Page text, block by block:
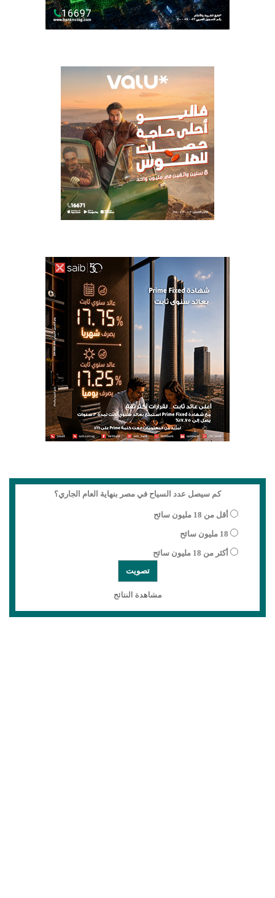
كم سيصل عدد السياح في مصر بنهاية العام الجاري؟
أقل من 18 مليون سائح
18 مليون سائح
أكثر من 18 مليون سائح
مشاهدة النتائج